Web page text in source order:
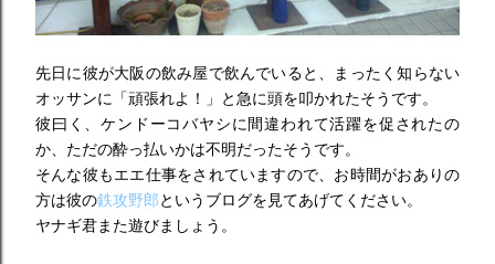
先日に彼が大阪の飲み屋で飲んでいると、まったく知らない
オッサンに「頑張れよ！」と急に頭を叩かれたそうです。
彼曰く、ケンドーコバヤシに間違われて活躍を促されたの
か、ただの酔っ払いかは不明だったそうです。
そんな彼もエエ仕事をされていますので、お時間がおありの
方は彼の鉄攻野郎 というブログを見てあげてください。
ヤナギ君また遊びましょう。